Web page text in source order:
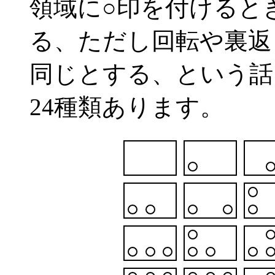
領域に○印を付けると
る、ただし回転や裏
同じとする、という
24種類あります。